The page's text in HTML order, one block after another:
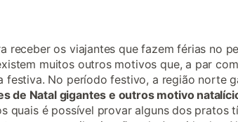
receber os viajantes que fazem férias no
muitos outros motivos que, a par
No período festivo, a região norte
de Natal gigantes e outros motivo
quais é possível provar alguns dos pratos